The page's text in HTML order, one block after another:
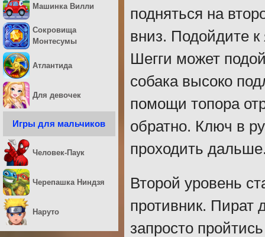
подняться на
вниз. Подойдите
Шегги может
собака высоко
помощи топора
обратно. Ключ в
проходить
Второй уровень
противник. Пират
запросто
Машинка Вилли
Сокровища
Монтесумы
Атлантида
Для девочек
Игры для мальчиков
Человек-Паук
Черепашка Ниндзя
Наруто